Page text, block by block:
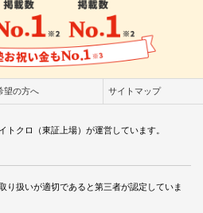
望の方へ サイトマップ
トクロ（東証上場）が運営しています。
り扱いが適切であると第三者が認定していま